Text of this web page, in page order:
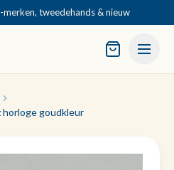
tweedehands & nieuw
goudkleur